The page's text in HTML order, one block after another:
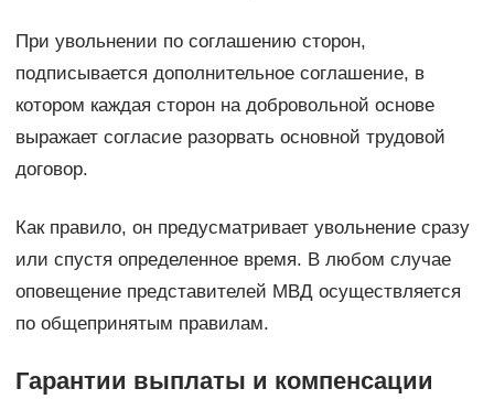
При увольнении по соглашению сторон,
подписывается дополнительное соглашение, в
котором каждая сторон на добровольной основе
выражает согласие разорвать основной трудовой
договор.
Как правило, он предусматривает увольнение сразу
или спустя определенное время. В любом случае
оповещение представителей МВД осуществляется
по общепринятым правилам.
Гарантии выплаты и компенсации